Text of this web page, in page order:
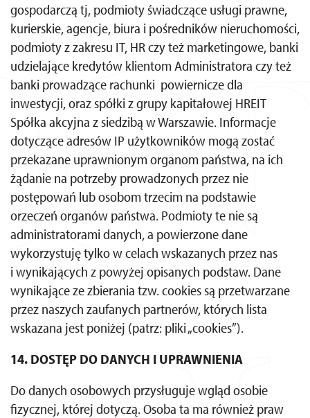
gospodarczą tj, podmioty świadczące usługi prawne,
kurierskie, agencje, biura i pośredników nieruchomości,
podmioty z zakresu IT, HR czy też marketingowe, banki
udzielające kredytów klientom Administratora czy też
banki prowadzące rachunki powiernicze dla
inwestycji, oraz spółki z grupy kapitałowej HREIT
Spółka akcyjna z siedzibą w Warszawie. Informacje
dotyczące adresów IP użytkowników mogą zostać
przekazane uprawnionym organom państwa, na ich
żądanie na potrzeby prowadzonych przez nie
postępowań lub osobom trzecim na podstawie
orzeczeń organów państwa. Podmioty te nie są
administratorami danych, a powierzone dane
wykorzystuję tylko w celach wskazanych przez nas
i wynikających z powyżej opisanych podstaw. Dane
wynikające ze zbierania tzw. cookies są przetwarzane
przez naszych zaufanych partnerów, których lista
wskazana jest poniżej (patrz: pliki „cookies”).
14. DOSTĘP DO DANYCH I UPRAWNIENIA
Do danych osobowych przysługuje wgląd osobie
fizycznej, której dotyczą. Osoba ta ma również praw